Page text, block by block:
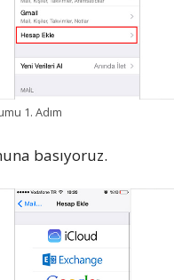
1. Adım
basıyoruz.